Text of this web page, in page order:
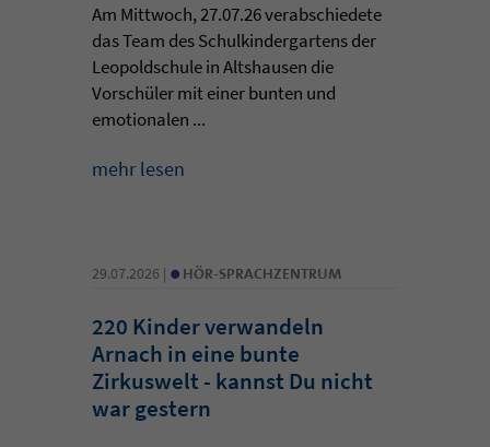
Am Mittwoch, 27.07.26 verabschiedete
das Team des Schulkindergartens der
Leopoldschule in Altshausen die
Vorschüler mit einer bunten und
emotionalen ...
mehr lesen
29.07.2026 | • HÖR-SPRACHZENTRUM
220 Kinder verwandeln
Arnach in eine bunte
Zirkuswelt - kannst Du nicht
war gestern